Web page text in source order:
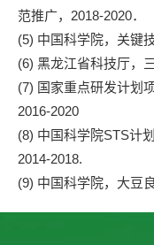
范推广，2018-2020．
(5) 中国科学院，关键
(6) 黑龙江省科技厅，
(7) 国家重点研发计划
2016-2020
(8) 中国科学院STS计
2014-2018.
(9) 中国科学院，大豆